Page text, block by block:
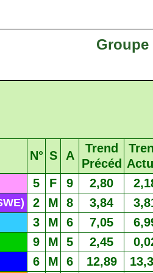
Groupe
N° S A
Trend
Précéd
5 F 9 2,80
2 M 8 3,84
3 M 6 7,05
9 M 5 2,45
6 M 6 12,89